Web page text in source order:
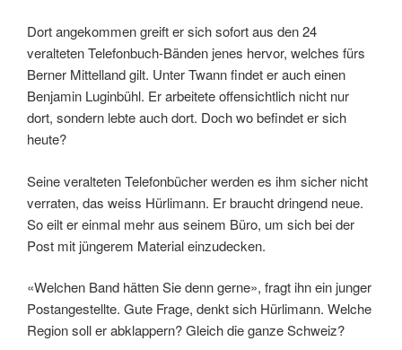
Dort angekommen greift er sich sofort aus den 24
veralteten Telefonbuch-Bänden jenes hervor, welches fürs
Berner Mittelland gilt. Unter Twann findet er auch einen
Benjamin Luginbühl. Er arbeitete offensichtlich nicht nur
dort, sondern lebte auch dort. Doch wo befindet er sich
heute?
Seine veralteten Telefonbücher werden es ihm sicher nicht
verraten, das weiss Hürlimann. Er braucht dringend neue.
So eilt er einmal mehr aus seinem Büro, um sich bei der
Post mit jüngerem Material einzudecken.
«Welchen Band hätten Sie denn gerne», fragt ihn ein junger
Postangestellte. Gute Frage, denkt sich Hürlimann. Welche
Region soll er abklappern? Gleich die ganze Schweiz?